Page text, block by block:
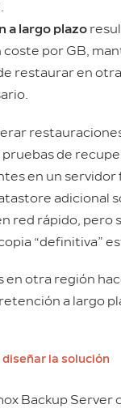
a largo plazo
por GB,
restaurar en
de
en un servidor
adicional
red rápido, pero
“definitiva”
en otra región
a largo
la solución
Backup Server